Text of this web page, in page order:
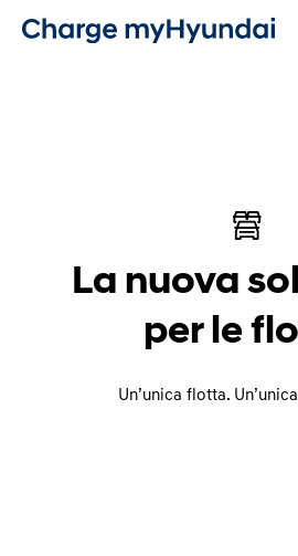
La nuova
per le
Un’unica flotta.